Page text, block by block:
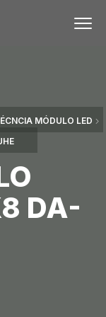
MÓDULO LED
DA-